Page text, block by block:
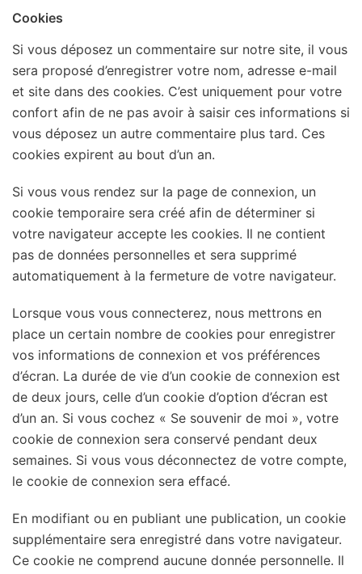
Cookies
Si vous déposez un commentaire sur notre site, il vous
sera proposé d’enregistrer votre nom, adresse e-mail
et site dans des cookies. C’est uniquement pour votre
confort afin de ne pas avoir à saisir ces informations si
vous déposez un autre commentaire plus tard. Ces
cookies expirent au bout d’un an.
Si vous vous rendez sur la page de connexion, un
cookie temporaire sera créé afin de déterminer si
votre navigateur accepte les cookies. Il ne contient
pas de données personnelles et sera supprimé
automatiquement à la fermeture de votre navigateur.
Lorsque vous vous connecterez, nous mettrons en
place un certain nombre de cookies pour enregistrer
vos informations de connexion et vos préférences
d’écran. La durée de vie d’un cookie de connexion est
de deux jours, celle d’un cookie d’option d’écran est
d’un an. Si vous cochez « Se souvenir de moi », votre
cookie de connexion sera conservé pendant deux
semaines. Si vous vous déconnectez de votre compte,
le cookie de connexion sera effacé.
En modifiant ou en publiant une publication, un cookie
supplémentaire sera enregistré dans votre navigateur.
Ce cookie ne comprend aucune donnée personnelle. Il